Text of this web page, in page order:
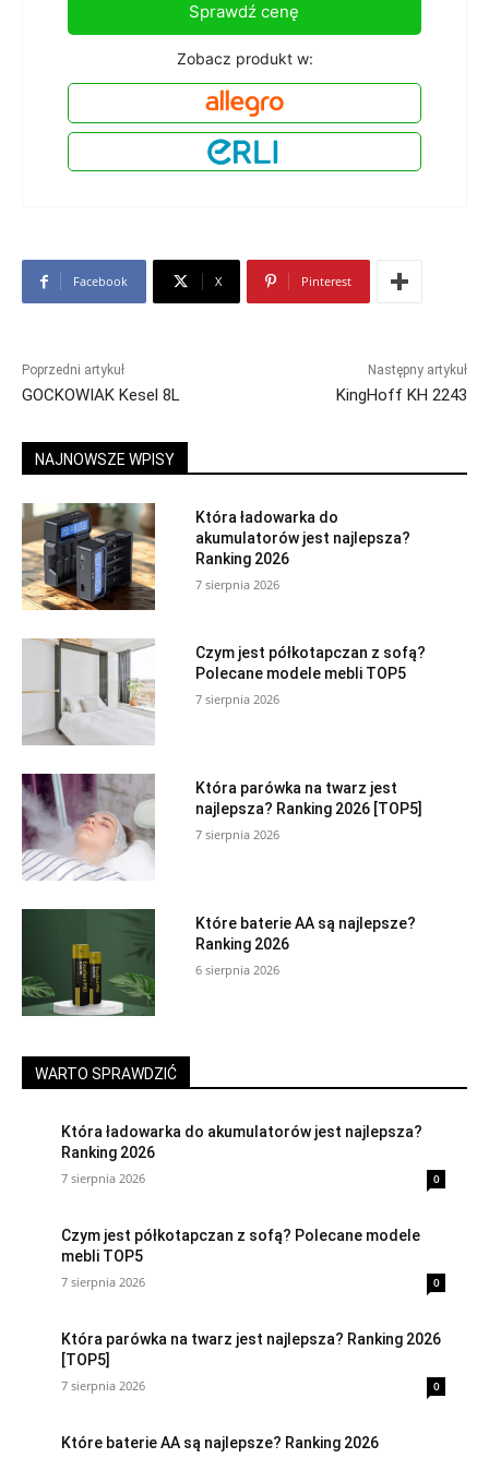
Sprawdź cenę
Zobacz produkt w:
Facebook X Pinterest
Poprzedni artykuł
GOCKOWIAK Kesel 8L
Następny artykuł
KingHoff KH 2243
NAJNOWSZE WPISY
Która ładowarka do
akumulatorów jest najlepsza?
Ranking 2026
7 sierpnia 2026
Czym jest półkotapczan z sofą?
Polecane modele mebli TOP5
7 sierpnia 2026
Która parówka na twarz jest
najlepsza? Ranking 2026 [TOP5]
7 sierpnia 2026
Które baterie AA są najlepsze?
Ranking 2026
6 sierpnia 2026
WARTO SPRAWDZIĆ
Która ładowarka do akumulatorów jest najlepsza?
Ranking 2026
7 sierpnia 2026 0
Czym jest półkotapczan z sofą? Polecane modele
mebli TOP5
7 sierpnia 2026 0
Która parówka na twarz jest najlepsza? Ranking 2026
[TOP5]
7 sierpnia 2026 0
Które baterie AA są najlepsze? Ranking 2026